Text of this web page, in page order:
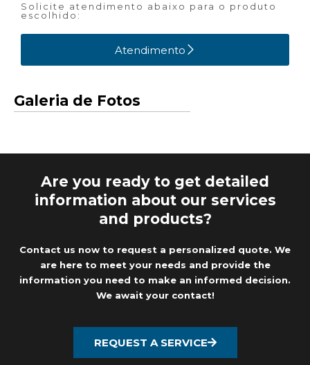
Solicite atendimento abaixo para o produto
escolhido:
Atendimento
Galeria de Fotos
Are you ready to get detailed
information about our services
and products?
Contact us now to request a personalized quote. We
are here to meet your needs and provide the
information you need to make an informed decision.
We await your contact!
REQUEST A SERVICE